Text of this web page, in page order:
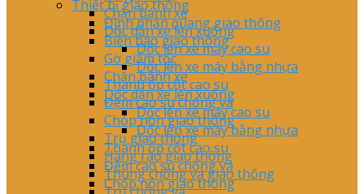
Thiết bị giao thông
Đinh phản quang giao thông
Biển báo giao thông
Gờ giảm tốc
Chặn bánh xe
Dốc dẫn xe lên xuống
Dốc lên xe máy cao su
Dốc lên xe máy bằng nhựa
Thanh ốp cột cao su
Đệm cao su chống va
Chóp nón giao thông
Chặn bánh xe
Dốc dẫn xe lên xuống
Dốc lên xe máy cao su
Dốc lên xe máy bằng nhựa
Thanh ốp cột cao su
Đệm cao su chống va
Chóp nón giao thông
Trụ giao thông
Hàng rào giao thông
Thùng chống va giao thông